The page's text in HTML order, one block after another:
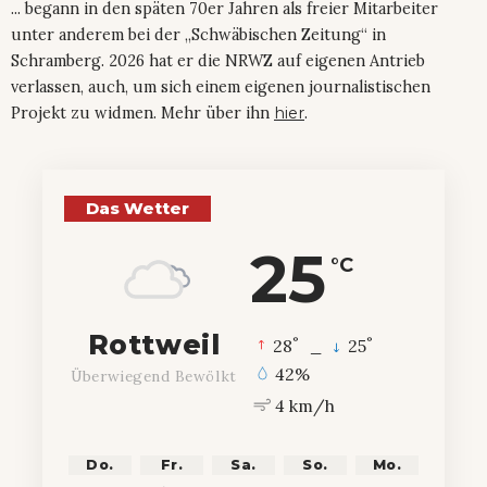
... begann in den späten 70er Jahren als freier Mitarbeiter
unter anderem bei der „Schwäbischen Zeitung“ in
Schramberg. 2026 hat er die NRWZ auf eigenen Antrieb
verlassen, auch, um sich einem eigenen journalistischen
Projekt zu widmen. Mehr über ihn hier.
Das Wetter
25 °C
Rottweil
Überwiegend Bewölkt
28° 25°
42%
4 km/h
Do. Fr. Sa. So. Mo.